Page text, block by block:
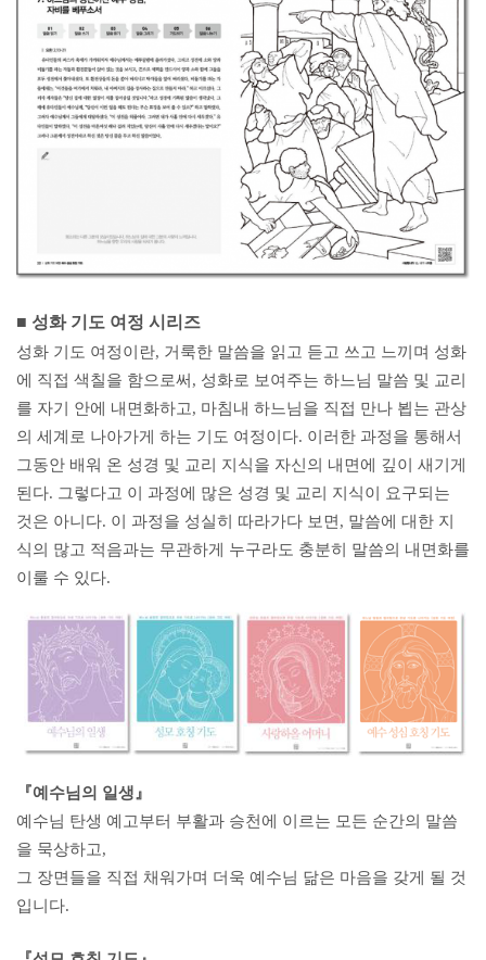
■ 성화 기도 여정 시리즈
성화 기도 여정이란, 거룩한 말씀을 읽고 듣고 쓰고 느끼며 성화
에 직접 색칠을 함으로써, 성화로 보여주는 하느님 말씀 및 교리
를 자기 안에 내면화하고, 마침내 하느님을 직접 만나 뵙는 관상
의 세계로 나아가게 하는 기도 여정이다. 이러한 과정을 통해서
그동안 배워 온 성경 및 교리 지식을 자신의 내면에 깊이 새기게
된다. 그렇다고 이 과정에 많은 성경 및 교리 지식이 요구되는
것은 아니다. 이 과정을 성실히 따라가다 보면, 말씀에 대한 지
식의 많고 적음과는 무관하게 누구라도 충분히 말씀의 내면화를
이룰 수 있다.
『예수님의 일생』
예수님 탄생 예고부터 부활과 승천에 이르는 모든 순간의 말씀
을 묵상하고,
그 장면들을 직접 채워가며 더욱 예수님 닮은 마음을 갖게 될 것
입니다.